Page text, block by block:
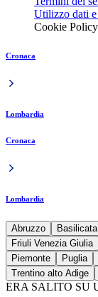
Utilizzo dati
Cookie Policy
Cronaca
Lombardia
Cronaca
Lombardia
Abruzzo Basilicata
Friuli Venezia Giulia
Piemonte
Puglia
Trentino alto Adige
ERA SALITO SU